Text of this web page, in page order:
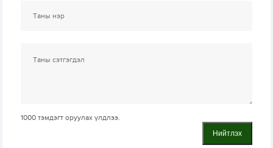
1000 тэмдэгт оруулах үлдлээ.
Нийтлэх